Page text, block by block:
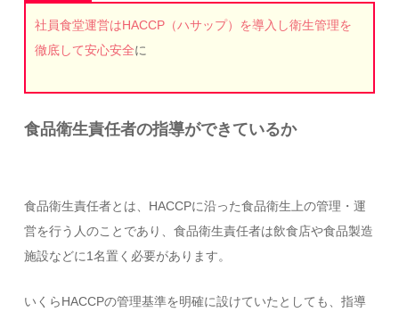
社員食堂運営はHACCP（ハサップ）を導入し衛生管理を
徹底して安心安全に
食品衛生責任者の指導ができているか
食品衛生責任者とは、HACCPに沿った食品衛生上の管理・運
営を行う人のことであり、食品衛生責任者は飲食店や食品製造
施設などに1名置く必要があります。
いくらHACCPの管理基準を明確に設けていたとしても、指導